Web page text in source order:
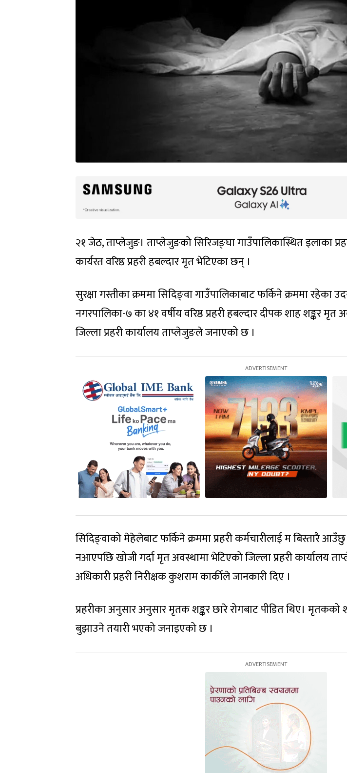
२१ जेठ, ताप्लेजुङ। ताप्लेजुङको सिरिजङ्घा गाउँपालिकास्थित इलाका
कार्यरत वरिष्ठ प्रहरी हबल्दार मृत भेटिएका छन् ।
सुरक्षा गस्तीका क्रममा सिदिङ्वा गाउँपालिकाबाट फर्किने क्रममा रहेका
नगरपालिका-७ का ४१ वर्षीय वरिष्ठ प्रहरी हबल्दार दीपक शाह शङ्कर
जिल्ला प्रहरी कार्यालय ताप्लेजुङले जनाएको छ ।
सिदिङ्वाको मेहेलेबाट फर्किने क्रममा प्रहरी कर्मचारीलाई म बिस्तारै
नआएपछि खोजी गर्दा मृत अवस्थामा भेटिएको जिल्ला प्रहरी कार्यालय
अधिकारी प्रहरी निरीक्षक कुशराम कार्कीले जानकारी दिए ।
प्रहरीका अनुसार अनुसार मृतक शङ्कर छारे रोगबाट पीडित थिए।
बुझाउने तयारी भएको जनाइएको छ ।